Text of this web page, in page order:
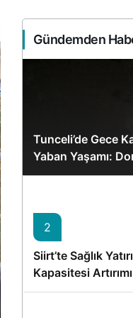
Gündemden
Tunceli’de Gece
Yaban Yaşamı:
Karede
2
Siirt’te Sağlık
Kapasitesi
Memişoğlu’nun